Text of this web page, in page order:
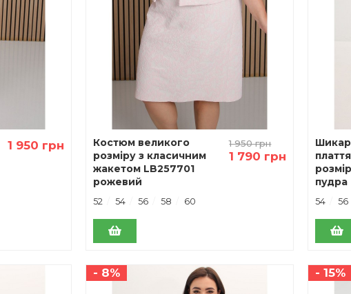
1 950 грн 1 950 грн
1 790 грн
Костюм великого
розміру з класичним
жакетом LB257701
рожевий
52 54 56 58 60
пудра
54 56
- 8% - 15%